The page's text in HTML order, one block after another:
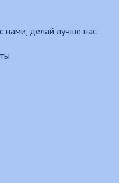
нами, делай лучше нас